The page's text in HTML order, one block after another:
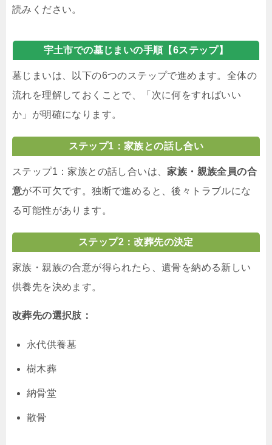
読みください。
宇土市での墓じまいの手順【6ステップ】
墓じまいは、以下の6つのステップで進めます。全体の
流れを理解しておくことで、「次に何をすればいい
か」が明確になります。
ステップ1：家族との話し合い
ステップ1：家族との話し合いは、 家族・親族全員の合
意が不可欠です。独断で進めると、後々トラブルにな
る可能性があります。
ステップ2：改葬先の決定
家族・親族の合意が得られたら、遺骨を納める新しい
供養先を決めます。
改葬先の選択肢：
永代供養墓
樹木葬
納骨堂
散骨